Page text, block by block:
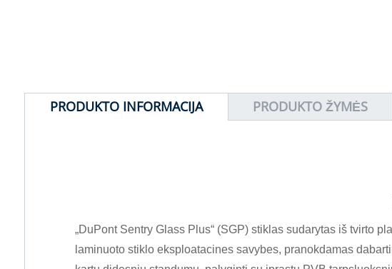
PRODUKTO INFORMACIJA PRODUKTO ŽYMĖS
„DuPont Sentry Glass Plus“ (SGP) stiklas sudarytas iš tvirto
laminuoto stiklo eksploatacines savybes, pranokdamas